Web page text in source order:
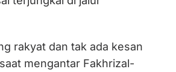
rakyat dan tak ada kesan
mengantar Fakhrizal-